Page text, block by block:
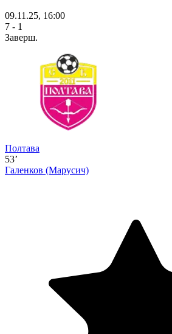
09.11.25, 16:00
7 - 1
Заверш.
Полтава
53’
Галенков (Марусич)